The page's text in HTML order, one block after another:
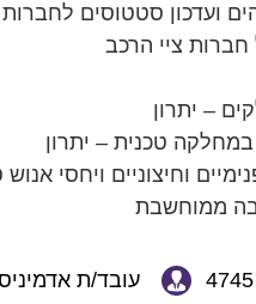
ועדכון סטטוסים
ציי הרכב
– יתרון
במחלקה טכנית – יתרון
וחיצוניים ויחסי אנוש
ממוחשבת
עובד/ת